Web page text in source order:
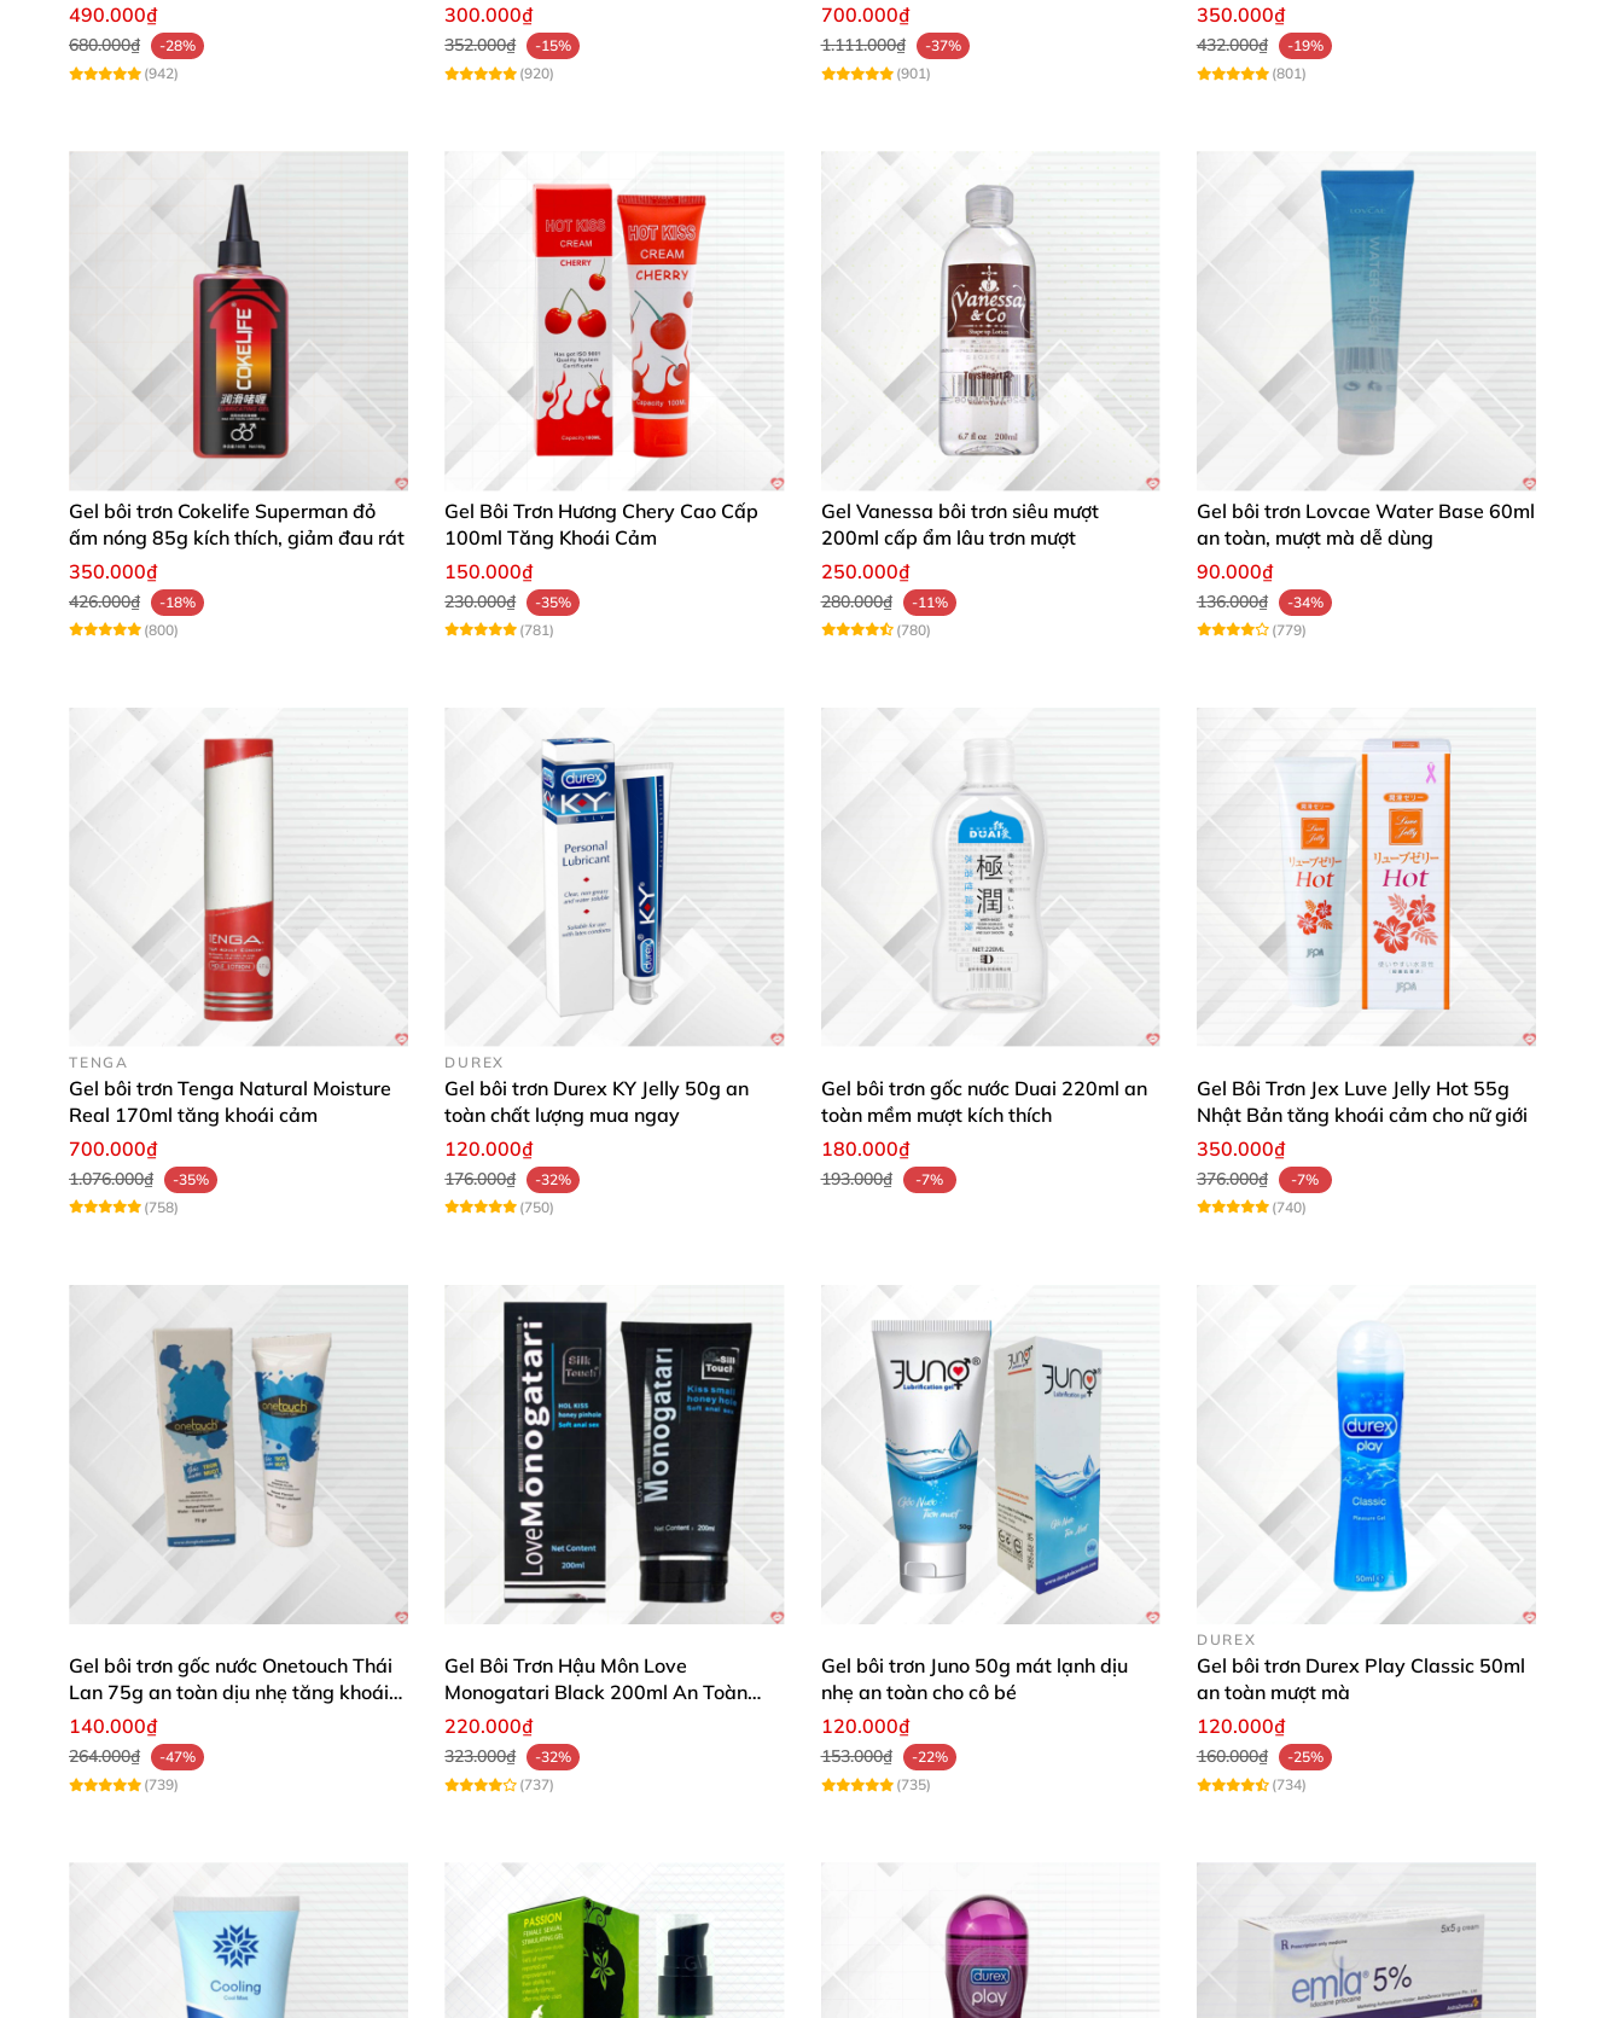
Sản phẩm có thành phần chính là dòng gel dạng nước , không màu không mùi nên không hề gây kích ứng da cho người sử dụngvà
rất dễ dàng cho
khâu vệ sinh, chỉ cần rửa qua nước sau khi sử dụng.
rất đặc biệt giúp bổ sung chất nhờn tự nhiên giúp "cuộc yêu" trở nên mượt
trường hợp “cô bé"
hoặc “cậu bé" bị khô hạn không có khả năng tiết chất nhờn khi quan hệ.
490.000₫
680.000₫
-28%
(942)
300.000₫
352.000₫
-15%
(920)
700.000₫
1.111.000₫
-37%
(901)
350.000₫
432.000₫
-19%
(801)
Gel bôi trơn Cokelife Superman đỏ
ấm nóng 85g kích thích, giảm đau rát
350.000₫
426.000₫
-18%
(800)
Gel Bôi Trơn Hương Chery Cao Cấp
100ml Tăng Khoái Cảm
150.000₫
230.000₫
-35%
(781)
Gel Vanessa bôi trơn siêu mượt
200ml cấp ẩm lâu trơn mượt
250.000₫
280.000₫
-11%
(780)
Gel bôi trơn Lovcae Water Base 60ml
an toàn, mượt mà dễ dùng
90.000₫
136.000₫
-34%
(779)
TENGA
Gel bôi trơn Tenga Natural Moisture
Real 170ml tăng khoái cảm
700.000₫
1.076.000₫
-35%
(758)
DUREX
Gel bôi trơn Durex KY Jelly 50g an
toàn chất lượng mua ngay
120.000₫
176.000₫
-32%
(750)
Gel bôi trơn gốc nước Duai 220ml an
toàn mềm mượt kích thích
180.000₫
193.000₫ -7%
Gel Bôi Trơn Jex Luve Jelly Hot 55g
Nhật Bản tăng khoái cảm cho nữ giới
350.000₫
376.000₫
-7%
(740)
Gel bôi trơn gốc nước Onetouch Thái
Lan 75g an toàn dịu nhẹ tăng khoái
cảm
140.000₫
264.000₫
-47%
(739)
Gel Bôi Trơn Hậu Môn Love
Monogatari Black 200ml An Toàn
Mềm Mượt
220.000₫
323.000₫
-32%
(737)
Gel bôi trơn Juno 50g mát lạnh dịu
nhẹ an toàn cho cô bé
120.000₫
153.000₫
-22%
(735)
DUREX
Gel bôi trơn Durex Play Classic 50ml
an toàn mượt mà
120.000₫
160.000₫
-25%
(734)